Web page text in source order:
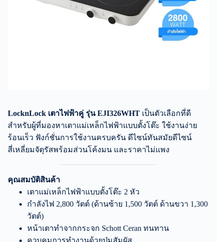
LocknLock เตาไฟฟ้าคู่ รุ่น EJI326WHT เป็นตัวเลือกที่ดี
สำหรับผู้ที่มองหาเตาแม่เหล็กไฟฟ้าแบบตั้งโต๊ะ ใช้งานง่าย
ร้อนเร็ว ฟังก์ชั่นการใช้งานครบครัน ดีไซน์ทันสมัยดีไซน์
สี่เหลี่ยมจัตุรัสพร้อมส่วนโค้งมน และราคาไม่แพง
คุณสมบัติสินค้า
เตาแม่เหล็กไฟฟ้าแบบตั้งโต๊ะ 2 หัว
กำลังไฟ 2,800 วัตต์ (ด้านซ้าย 1,500 วัตต์ ด้านขวา 1,300
วัตต์)
หน้าเตาทำจากกระจก Schott Ceran ทนทาน
ควบคุมการทำงานด้วยปุ่มสัมผัส